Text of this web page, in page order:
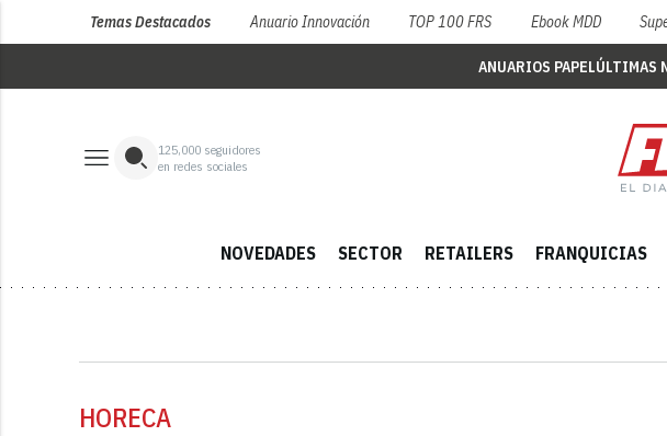
Temas Destacados Anuario Innovación TOP 100 FRS Ebook MDD
ANUARIOS PAPELÚLTIMAS
125,000 seguidores
en redes sociales
NOVEDADES SECTOR RETAILERS FRANQUICIAS
HORECA